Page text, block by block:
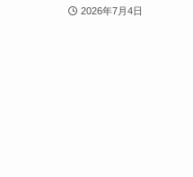
2026年7月4日